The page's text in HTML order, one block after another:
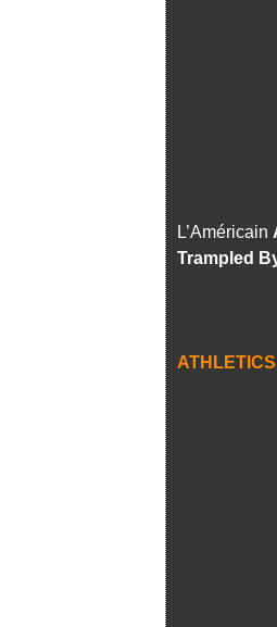
L’Américain
Trampled